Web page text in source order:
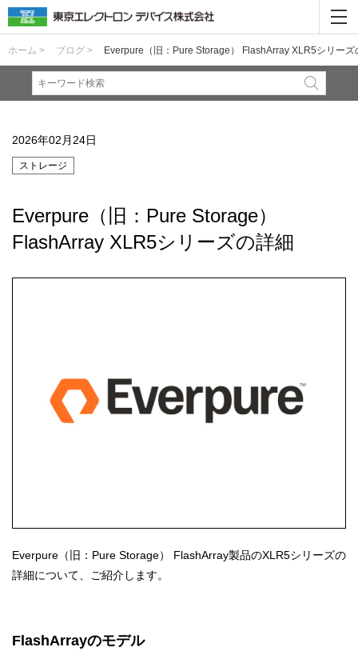
ホーム > ブログ > Everpure（旧：Pure Storage） FlashArray XLR5シリーズ
2026年02月24日
ストレージ
Everpure（旧：Pure Storage）
FlashArray XLR5シリーズの詳細
Everpure（旧：Pure Storage） FlashArray製品のXLR5シリーズの
詳細について、ご紹介します。
FlashArrayのモデル